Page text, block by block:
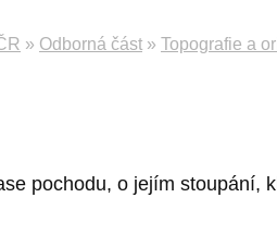
» Odborná část » Topografie a
pochodu, o jejím stoupání,